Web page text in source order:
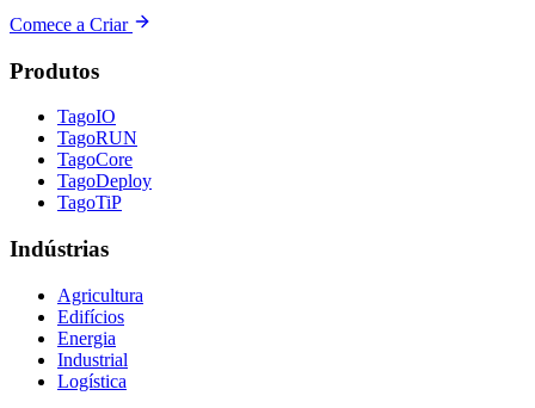
Comece a Criar
Produtos
TagoIO
TagoRUN
TagoCore
TagoDeploy
TagoTiP
Indústrias
Agricultura
Edifícios
Energia
Industrial
Logística